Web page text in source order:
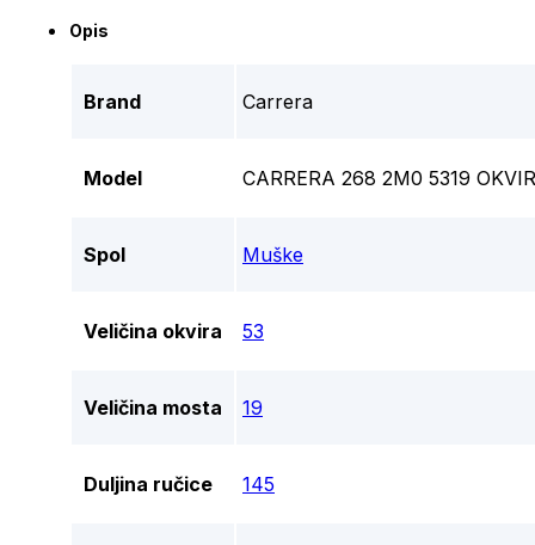
Opis
Brand Carrera
Model CARRERA 268 2M0 5319
Spol Muške
Veličina okvira 53
Veličina mosta 19
Duljina ručice 145